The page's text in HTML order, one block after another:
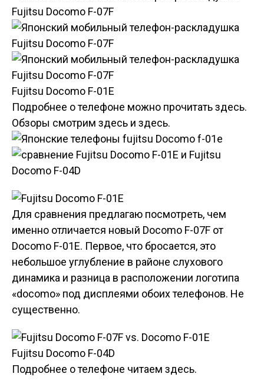
Fujitsu Docomo F-01E
Подробнее о телефоне можно прочитать здесь.
Обзоры смотрим здесь и здесь.
Для сравнения предлагаю посмотреть, чем
именно отличается новый Docomo F-07F от
Docomo F-01E. Первое, что бросается, это
небольшое углубление в районе слухового
динамика и разница в расположении логотипа
«docomo» под дисплеями обоих телефонов. Не
существенно.
Fujitsu Docomo F-04D
Подробнее о телефоне читаем здесь.